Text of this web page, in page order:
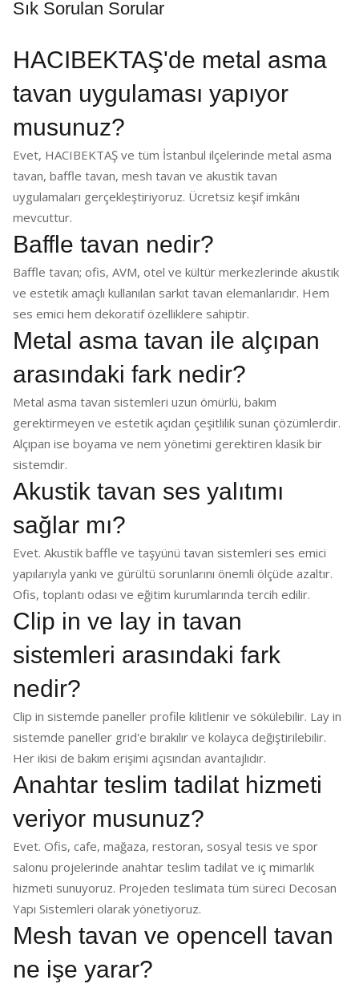
Sık Sorulan Sorular
HACIBEKTAŞ'de metal asma
tavan uygulaması yapıyor
musunuz?
Evet, HACIBEKTAŞ ve tüm İstanbul ilçelerinde metal asma
tavan, baffle tavan, mesh tavan ve akustik tavan
uygulamaları gerçekleştiriyoruz. Ücretsiz keşif imkânı
mevcuttur.
Baffle tavan nedir?
Baffle tavan; ofis, AVM, otel ve kültür merkezlerinde akustik
ve estetik amaçlı kullanılan sarkıt tavan elemanlarıdır. Hem
ses emici hem dekoratif özelliklere sahiptir.
Metal asma tavan ile alçıpan
arasındaki fark nedir?
Metal asma tavan sistemleri uzun ömürlü, bakım
gerektirmeyen ve estetik açıdan çeşitlilik sunan çözümlerdir.
Alçıpan ise boyama ve nem yönetimi gerektiren klasik bir
sistemdir.
Akustik tavan ses yalıtımı
sağlar mı?
Evet. Akustik baffle ve taşyünü tavan sistemleri ses emici
yapılarıyla yankı ve gürültü sorunlarını önemli ölçüde azaltır.
Ofis, toplantı odası ve eğitim kurumlarında tercih edilir.
Clip in ve lay in tavan
sistemleri arasındaki fark
nedir?
Clip in sistemde paneller profile kilitlenir ve sökülebilir. Lay in
sistemde paneller grid'e bırakılır ve kolayca değiştirilebilir.
Her ikisi de bakım erişimi açısından avantajlıdır.
Anahtar teslim tadilat hizmeti
veriyor musunuz?
Evet. Ofis, cafe, mağaza, restoran, sosyal tesis ve spor
salonu projelerinde anahtar teslim tadilat ve iç mimarlık
hizmeti sunuyoruz. Projeden teslimata tüm süreci Decosan
Yapı Sistemleri olarak yönetiyoruz.
Mesh tavan ve opencell tavan
ne işe yarar?